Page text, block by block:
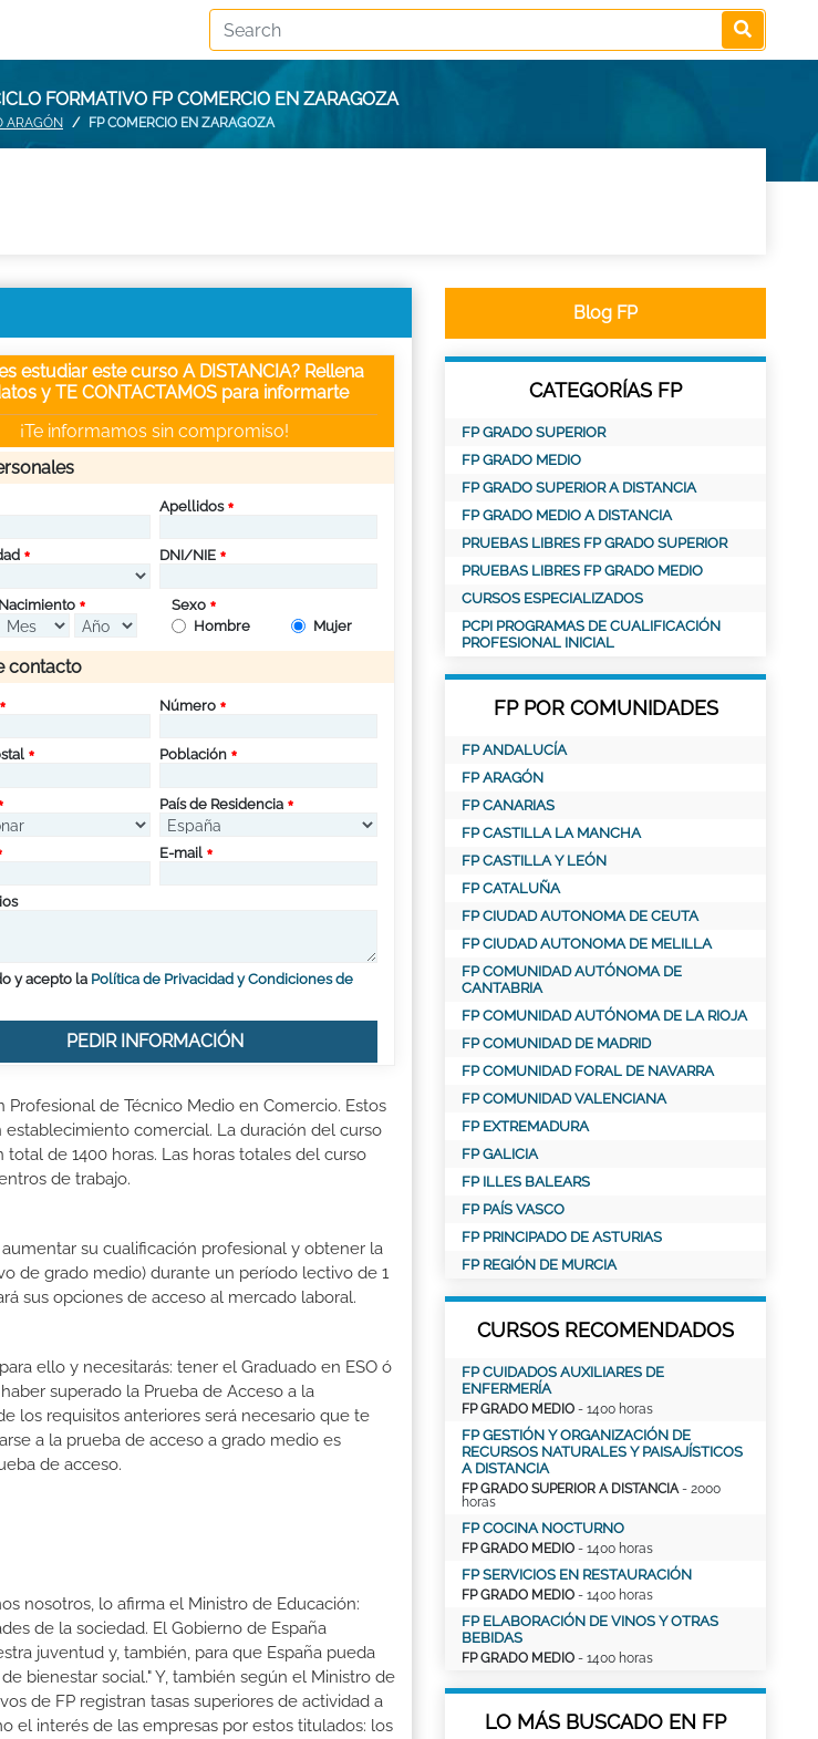
FORMATIVO FP COMERCIO EN ZARAGOZA
ARAGÓN FP COMERCIO EN ZARAGOZA
estudiar este curso A DISTANCIA? Rellena
y TE CONTACTAMOS para informarte
¡Te informamos sin compromiso!
Apellidos
DNI/NIE
Sexo
Hombre
Mujer
contacto
Número
Población
País de Residencia
E-mail
y acepto la Política de Privacidad y Condiciones de
PEDIR INFORMACIÓN
de Técnico Medio en Comercio. Estos
comercial. La duración del curso
de 1400 horas. Las horas totales del curso
de trabajo.
su cualificación profesional y obtener la
de grado medio) durante un período lectivo de 1
sus opciones de acceso al mercado laboral.
ello y necesitarás: tener el Graduado en ESO ó
superado la Prueba de Acceso a la
los requisitos anteriores será necesario que te
a la prueba de acceso a grado medio es
de acceso.
nosotros, lo afirma el Ministro de Educación:
de la sociedad. El Gobierno de España
juventud y, también, para que España pueda
bienestar social." Y, también según el Ministro de
de FP registran tasas superiores de actividad a
el interés de las empresas por estos titulados: los
Blog FP
CATEGORÍAS FP
FP GRADO SUPERIOR
FP GRADO MEDIO
FP GRADO SUPERIOR A DISTANCIA
FP GRADO MEDIO A DISTANCIA
PRUEBAS LIBRES FP GRADO SUPERIOR
PRUEBAS LIBRES FP GRADO MEDIO
CURSOS ESPECIALIZADOS
PCPI PROGRAMAS DE CUALIFICACIÓN
PROFESIONAL INICIAL
FP POR COMUNIDADES
FP ANDALUCÍA
FP ARAGÓN
FP CANARIAS
FP CASTILLA LA MANCHA
FP CASTILLA Y LEÓN
FP CATALUÑA
FP CIUDAD AUTONOMA DE CEUTA
FP CIUDAD AUTONOMA DE MELILLA
FP COMUNIDAD AUTÓNOMA DE
CANTABRIA
FP COMUNIDAD AUTÓNOMA DE LA RIOJA
FP COMUNIDAD DE MADRID
FP COMUNIDAD FORAL DE NAVARRA
FP COMUNIDAD VALENCIANA
FP EXTREMADURA
FP GALICIA
FP ILLES BALEARS
FP PAÍS VASCO
FP PRINCIPADO DE ASTURIAS
FP REGIÓN DE MURCIA
CURSOS RECOMENDADOS
FP CUIDADOS AUXILIARES DE
ENFERMERÍA
FP GRADO MEDIO - 1400 horas
FP GESTIÓN Y ORGANIZACIÓN DE
RECURSOS NATURALES Y PAISAJÍSTICOS
A DISTANCIA
FP GRADO SUPERIOR A DISTANCIA- 2000
horas
FP COCINA NOCTURNO
FP GRADO MEDIO - 1400 horas
FP SERVICIOS EN RESTAURACIÓN
FP GRADO MEDIO - 1400 horas
FP ELABORACIÓN DE VINOS Y OTRAS
BEBIDAS
FP GRADO MEDIO - 1400 horas
LO MÁS BUSCADO EN FP